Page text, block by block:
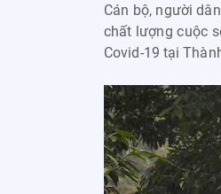
Cán bộ, người
chất lượng cuộc
Covid-19 tại